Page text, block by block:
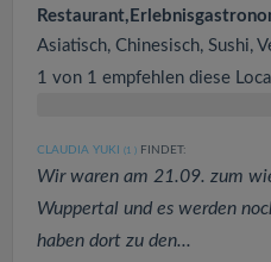
Asiatisch, Chinesisch, Sushi,
1 von 1 empfehlen diese
CLAUDIA YUKI (1 ) FINDET:
Wir waren am 21.09. zum
Wuppertal und es werden
haben dort zu den...